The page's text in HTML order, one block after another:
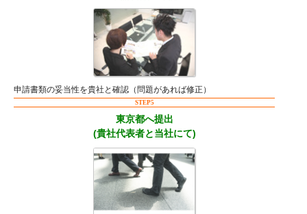
申請書類の妥当性を貴社と確認（問題があれば修正）
STEP5
東京都へ提出
(貴社代表者と当社にて)